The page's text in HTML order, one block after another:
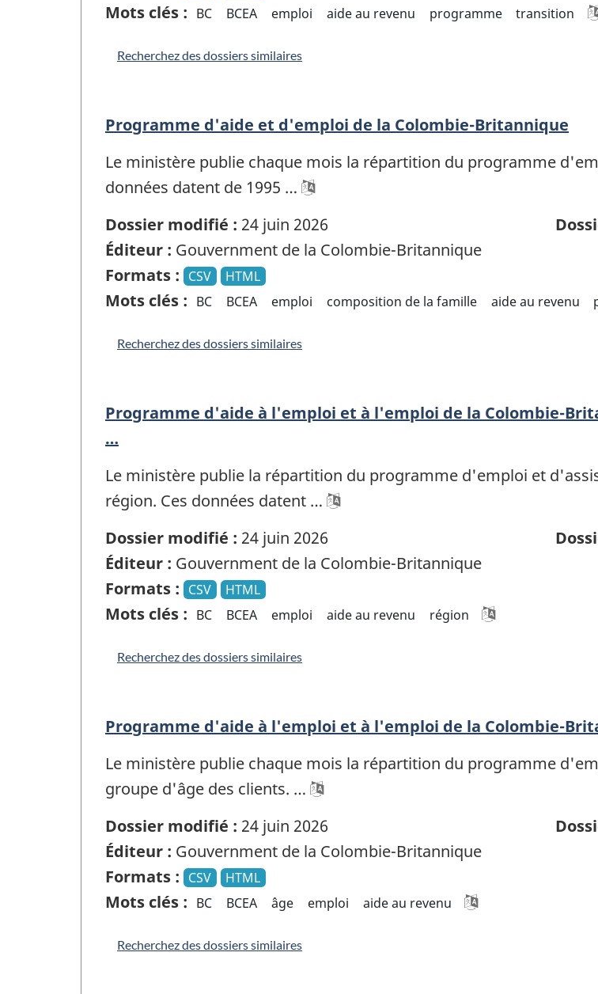
Mots clés : BC BCEA emploi aide au revenu programme transition
Recherchez des dossiers similaires
Programme d'aide et d'emploi de la Colombie-Britannique
Le ministère publie chaque mois la répartition du programme
données datent de 1995 …
Dossier modifié : 24 juin 2026
Éditeur : Gouvernment de la Colombie-Britannique
Formats : CSV HTML
Mots clés : BC BCEA emploi composition de la famille aide au revenu
Recherchez des dossiers similaires
Programme d'aide à l'emploi et à l'emploi de la Colombie-
…
Le ministère publie la répartition du programme d'emploi et
région. Ces données datent …
Dossier modifié : 24 juin 2026
Éditeur : Gouvernment de la Colombie-Britannique
Formats : CSV HTML
Mots clés : BC BCEA emploi aide au revenu région
Recherchez des dossiers similaires
Programme d'aide à l'emploi et à l'emploi de la Colombie-
Le ministère publie chaque mois la répartition du programme
groupe d'âge des clients. …
Dossier modifié : 24 juin 2026
Éditeur : Gouvernment de la Colombie-Britannique
Formats : CSV HTML
Mots clés : BC BCEA âge emploi aide au revenu
Recherchez des dossiers similaires